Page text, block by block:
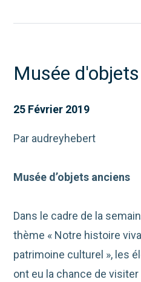
Musée
25 Février 2019
Par audreyhebert
Musée d’objets anciens
Dans le cadre de la
thème « Notre histoire
patrimoine culturel », les
ont eu la chance de